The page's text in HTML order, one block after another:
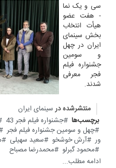
سی و یک نما
- هفت عضو
هیأت انتخاب
بخش سینمای
ایران در چهل
و سومین
جشنواره فیلم
فجر معرفی
شدند.
منتشرشده در سینمای ایران
برچسب‌ها
جشنواره فیلم فجر 43
چهل و سومین جشنواره فیلم فجر
ور
آرش خوشخو سعید سهیلی
محمود گبرلو
محمدرضا مصباح
ادامه مطلب...